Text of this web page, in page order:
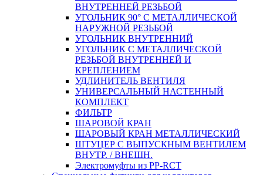
ВНУТРЕННEЙ РЕЗЬБОЙ
УГОЛЬНИК 90° С МЕТАЛЛИЧЕСКОЙ
НАРУЖНОЙ РЕЗЬБОЙ
УГОЛЬНИК ВНУТРЕННИЙ
УГОЛЬНИК С МЕТАЛЛИЧЕСКОЙ
РЕЗЬБОЙ ВНУТРЕННЕЙ И
КРЕПЛЕНИЕМ
УДЛИНИТЕЛЬ ВЕНТИЛЯ
УНИВЕРСАЛЬНЫЙ НАСТЕННЫЙ
КОМПЛЕКТ
ФИЛЬТР
ШАРОВОЙ КРАН
ШАРОВЫЙ КРАН МЕТАЛЛИЧЕСКИЙ
ШТУЦЕР С ВЫПУСКНЫМ ВЕНТИЛЕМ
ВНУТР. / ВНЕШН.
Электромуфты из PP-RCT